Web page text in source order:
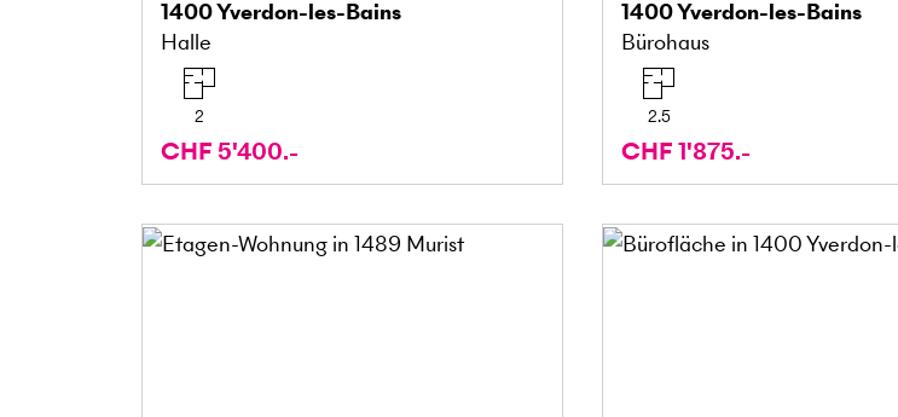
1400Yverdon-les-Bains
Halle
2
CHF 5'400.-
1400Yverdon-les-Bains
Bürohaus
2.5
CHF 1'875.-